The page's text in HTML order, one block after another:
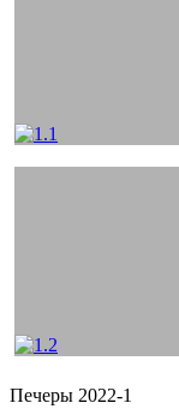
Печеры 2022-1